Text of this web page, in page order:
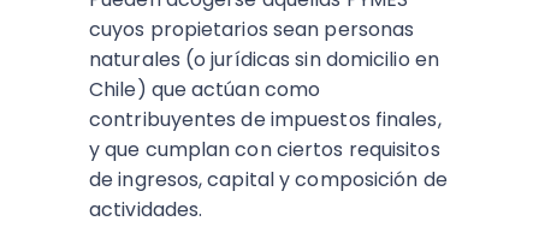
cuyos propietarios sean personas
naturales (o jurídicas sin domicilio en
Chile) que actúan como
contribuyentes de impuestos finales,
y que cumplan con ciertos requisitos
de ingresos, capital y composición de
actividades.